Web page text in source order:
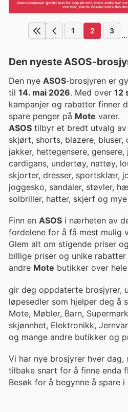
Noen kampanjer gjelder kun for kjøp på nett, mens andre kan
vite mer, kan du besøke nettsiden
1 2 3 ...
Den nyeste ASOS-
Den nye ASOS-brosjyren er
til 14. mai 2026. Med over 12
kampanjer og rabatter finner
spare penger på Mote varer.
ASOS tilbyr et bredt utvalg
skjørt, shorts, blazere, bluser,
jakker, hettegensere, gensere,
cardigans, undertøy, nattøy,
skjorter, dresser, sportsklær,
joggesko, sandaler, støvler,
solbriller, hatter, skjerf og mye
Finn en ASOS i nærheten av
fordelene for å få mest mulig
Glem alt om stigende priser og
billige priser og unike rabatter
andre Mote butikker over
gir deg oppdaterte brosjyrer,
løpesedler som hjelper deg å
Mote, Møbler, Barn,
skjønnhet, Elektronikk,
og mange andre butikker og
Vi har nye brosjyrer hver dag,
tilbake snart for å finne enda
Besøk for å begynne å spare i